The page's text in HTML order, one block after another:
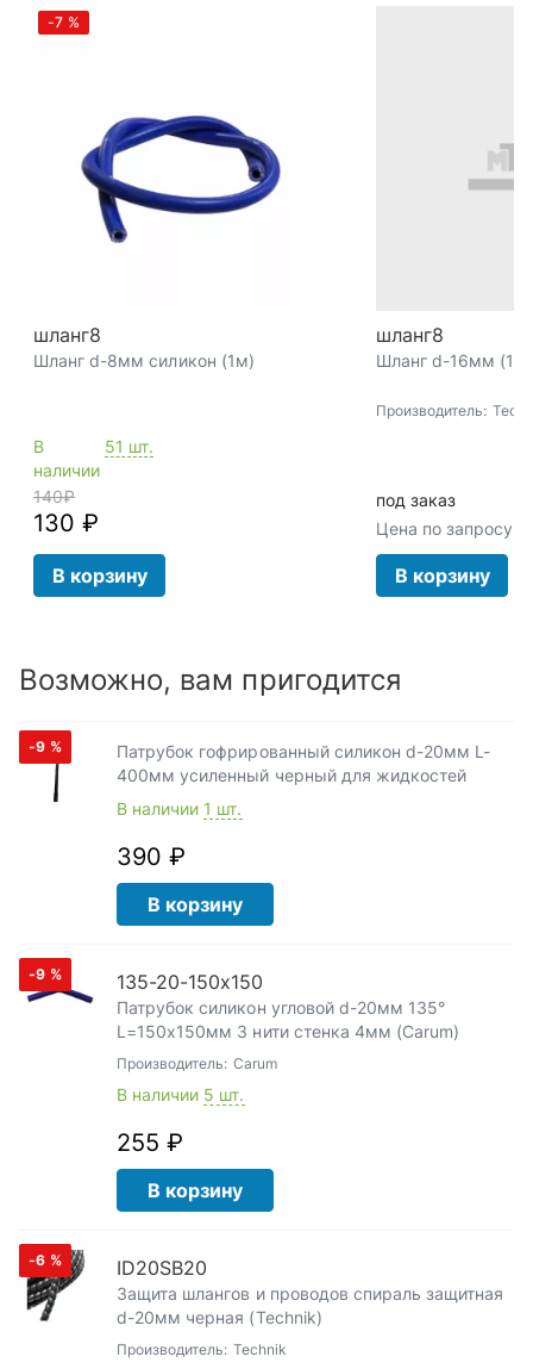
-7 %
шланг8
Шланг d-8мм силикон (1м)
В
наличии
51 шт.
140₽
130 ₽
В корзину
шланг8
Шланг d-16мм
Производитель:
под заказ
Цена по запросу
В корзину
Возможно, вам пригодится
-9 %
Патрубок гофрированный силикон d-20мм L-
400мм усиленный черный для жидкостей
В наличии 1 шт.
390 ₽
В корзину
-9 % 135-20-150x150
Патрубок силикон угловой d-20мм 135°
L=150х150мм 3 нити стенка 4мм (Carum)
Производитель: Carum
В наличии 5 шт.
255 ₽
В корзину
-6 % ID20SB20
Защита шлангов и проводов спираль защитная
d-20мм черная (Technik)
Производитель: Technik